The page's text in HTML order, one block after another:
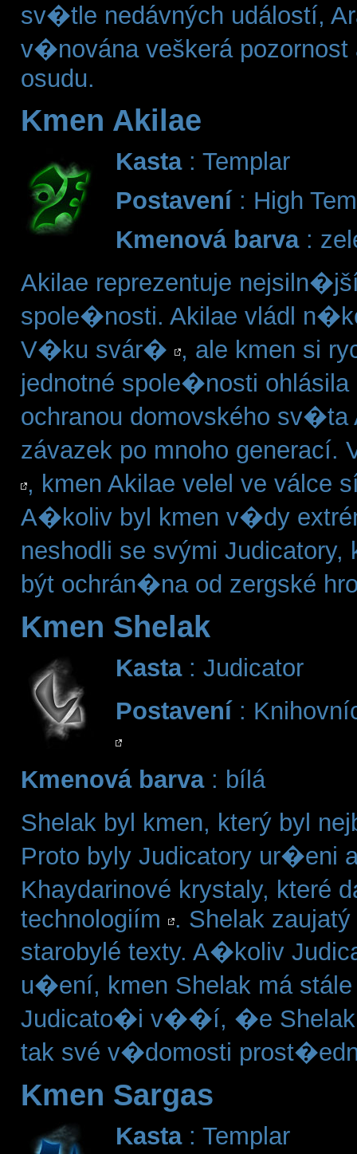
sv�tle nedávných událostí,
v�nována veškerá pozornost
osudu.
Kmen Akilae
Kasta: Templar
Postavení: High
Kmenová barva:
Akilae reprezentuje
spole�nosti. Akilae vládl
V�ku svár� , ale kmen si
jednotné spole�nosti
ochranou domovského
závazek po mnoho generací.
, kmen Akilae velel ve válce
A�koliv byl kmen v�dy
neshodli se svými
být ochrán�na od zergské
Kmen Shelak
Kasta: Judicator
Postavení:
Kmenová barva: bílá
Shelak byl kmen, který byl
Proto byly Judicatory ur�eni
Khaydarinové krystaly, které
technologiím . Shelak
starobylé texty. A�koliv
u�ení, kmen Shelak má
Judicato�i v��í, �e Shelak
tak své v�domosti
Kmen Sargas
Kasta: Templar